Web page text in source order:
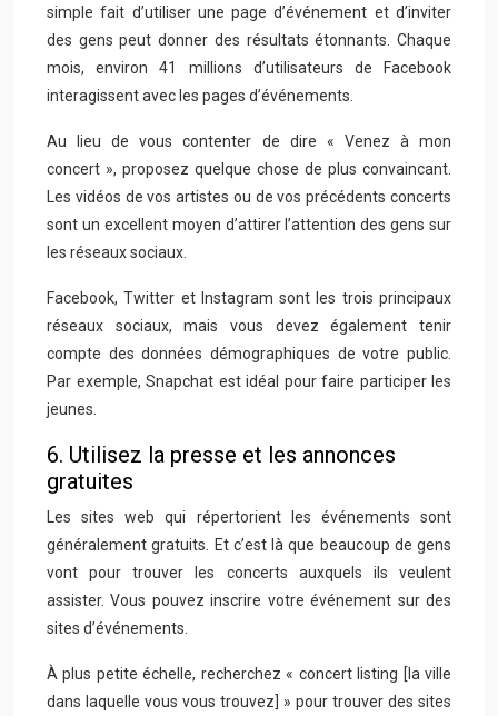
simple fait d’utiliser une page d’événement et d’inviter
des gens peut donner des résultats étonnants. Chaque
mois, environ 41 millions d’utilisateurs de Facebook
interagissent avec les pages d’événements.
Au lieu de vous contenter de dire « Venez à mon
concert », proposez quelque chose de plus convaincant.
Les vidéos de vos artistes ou de vos précédents concerts
sont un excellent moyen d’attirer l’attention des gens sur
les réseaux sociaux.
Facebook, Twitter et Instagram sont les trois principaux
réseaux sociaux, mais vous devez également tenir
compte des données démographiques de votre public.
Par exemple, Snapchat est idéal pour faire participer les
jeunes.
6. Utilisez la presse et les annonces
gratuites
Les sites web qui répertorient les événements sont
généralement gratuits. Et c’est là que beaucoup de gens
vont pour trouver les concerts auxquels ils veulent
assister. Vous pouvez inscrire votre événement sur des
sites d’événements.
À plus petite échelle, recherchez « concert listing [la ville
dans laquelle vous vous trouvez] » pour trouver des sites